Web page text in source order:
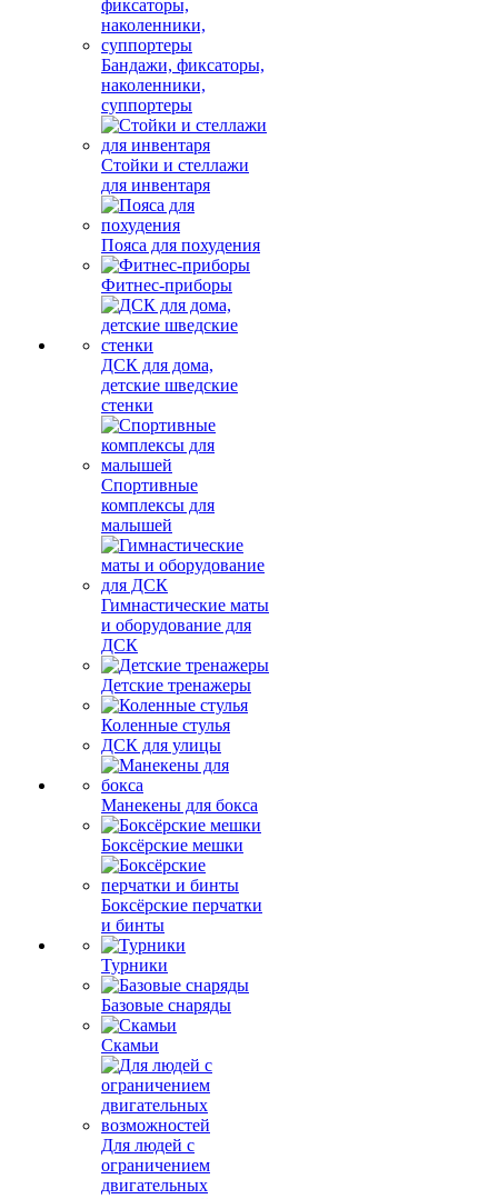
Бандажи, фиксаторы,
наколенники,
суппортеры
Стойки и стеллажи
для инвентаря
Пояса для похудения
Фитнес-приборы
ДСК для дома,
детские шведские
стенки
Спортивные
комплексы для
малышей
Гимнастические маты
и оборудование для
ДСК
Детские тренажеры
Коленные стулья
ДСК для улицы
Манекены для бокса
Боксёрские мешки
Боксёрские перчатки
и бинты
Турники
Базовые снаряды
Скамьи
Для людей с
ограничением
двигательных